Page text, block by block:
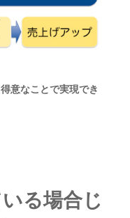
意なことで実現でき
る場合じ